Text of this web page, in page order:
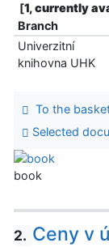
[1, currently
Branch
Univerzitní
knihovna UHK
To the
Selected
book
2. Ceny v